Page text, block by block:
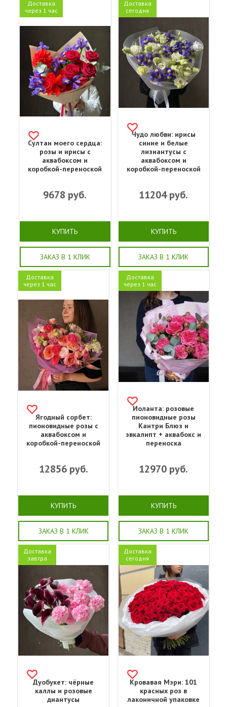
Доставка
через 1 час
Султан моего сердца:
розы и ирисы с
аквабоксом и
коробкой-переноской
9678 руб.
КУПИТЬ
ЗАКАЗ В 1 КЛИК
Доставка
сегодня
Чудо любви: ирисы
синие и белые
лизиантусы с
аквабоксом и
коробкой-переноской
11204руб.
КУПИТЬ
ЗАКАЗ В 1 КЛИК
Доставка
через 1 час
Ягодный сорбет:
пионовидные розы с
аквабоксом и
коробкой-переноской
12856руб.
КУПИТЬ
ЗАКАЗ В 1 КЛИК
Доставка
через 1 час
Иоланта: розовые
пионовидные розы
Кантри Блюз и
эвкалипт + аквабокс и
переноска
12970 руб.
КУПИТЬ
ЗАКАЗ В 1 КЛИК
Доставка
завтра
Дуобукет: чёрные
каллы и розовые
диантусы
Доставка
сегодня
Кровавая Мэри: 101
красных роз в
лаконичной упаковке